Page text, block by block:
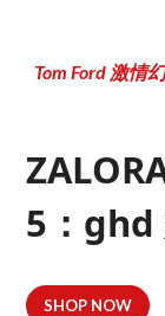
Tom Ford 激情
5：ghd
SHOP NOW